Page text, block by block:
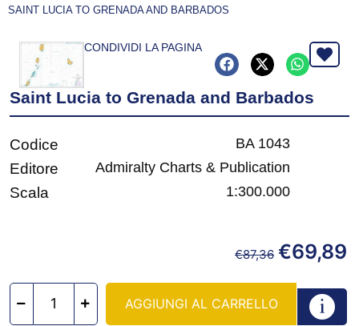
SAINT LUCIA TO GRENADA AND BARBADOS
CONDIVIDI LA PAGINA
Saint Lucia to Grenada and Barbados
Codice BA 1043
Editore Admiralty Charts & Publication
Scala 1:300.000
€87,36 €69,89
AGGIUNGI AL CARRELLO